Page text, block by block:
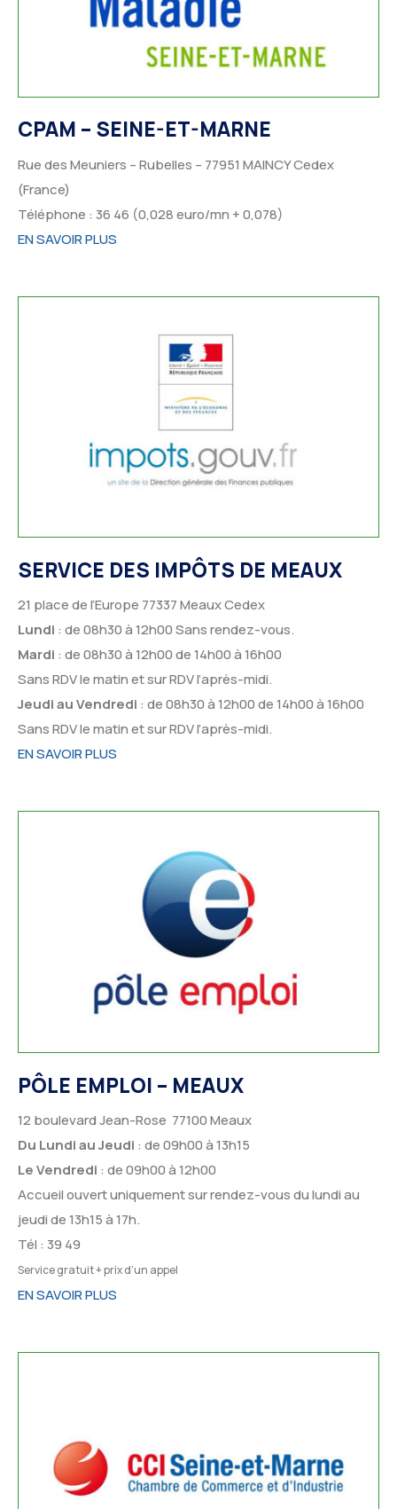
CPAM – SEINE-ET-MARNE
Rue des Meuniers – Rubelles – 77951 MAINCY Cedex
(France)
Téléphone : 36 46 (0,028 euro/mn + 0,078)
EN SAVOIR PLUS
SERVICE DES IMPÔTS DE MEAUX
21 place de l’Europe 77337 Meaux Cedex
Lundi : de 08h30 à 12h00 Sans rendez-vous.
Mardi : de 08h30 à 12h00 de 14h00 à 16h00
Sans RDV le matin et sur RDV l’après-midi.
Jeudi au Vendredi : de 08h30 à 12h00 de 14h00 à 16h00
Sans RDV le matin et sur RDV l’après-midi.
EN SAVOIR PLUS
PÔLE EMPLOI – MEAUX
12 boulevard Jean-Rose 77100 Meaux
Du Lundi au Jeudi : de 09h00 à 13h15
Le Vendredi : de 09h00 à 12h00
Accueil ouvert uniquement sur rendez-vous du lundi au
jeudi de 13h15 à 17h.
Tél : 39 49
Service gratuit + prix d’un appel
EN SAVOIR PLUS